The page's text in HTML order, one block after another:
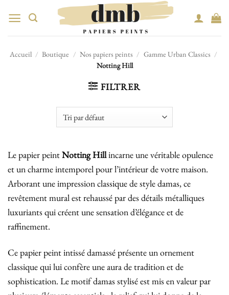
contenu
Accueil / Boutique / Nos papiers peints / Gamme Urban Classics /
Notting Hill
FILTRER
Le papier peintNotting Hillincarne une véritable opulence
et un charme intemporel pour l’intérieur de votre maison.
Arborant une impression classique de style damas, ce
revêtement mural est rehaussé par des détails métalliques
luxuriants qui créent une sensation d’élégance et de
raffinement.
Ce papier peint intissé damassé présente un ornement
classique qui lui confère une aura de tradition et de
sophistication. Le motif damas stylisé est mis en valeur par